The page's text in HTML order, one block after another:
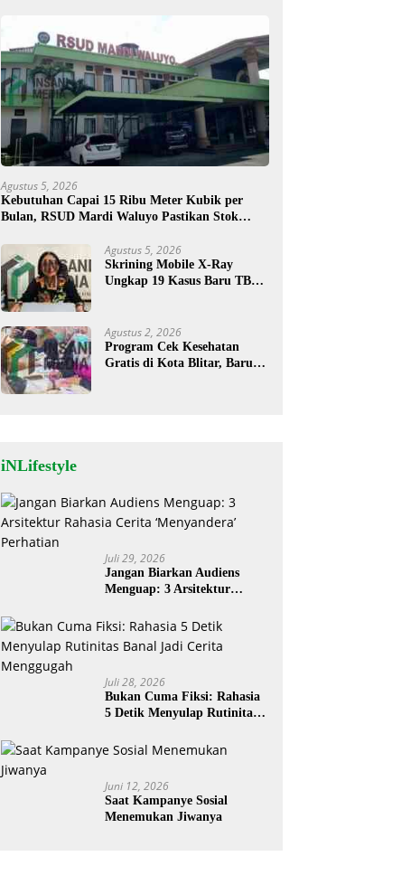
Agustus 5, 2026
Kebutuhan Capai 15 Ribu Meter Kubik per
Bulan, RSUD Mardi Waluyo Pastikan Stok
Agustus 5, 2026
Skrining Mobile X-Ray
Ungkap 19 Kasus Baru TBC,
Agustus 2, 2026
Program Cek Kesehatan
Gratis di Kota Blitar, Baru
iNLifestyle
Juli 29, 2026
Jangan Biarkan Audiens
Menguap: 3 Arsitektur
Perhatian
Juli 28, 2026
Bukan Cuma Fiksi: Rahasia
5 Detik Menyulap Rutinitas
Menggugah
Juni 12, 2026
Saat Kampanye Sosial
Menemukan Jiwanya